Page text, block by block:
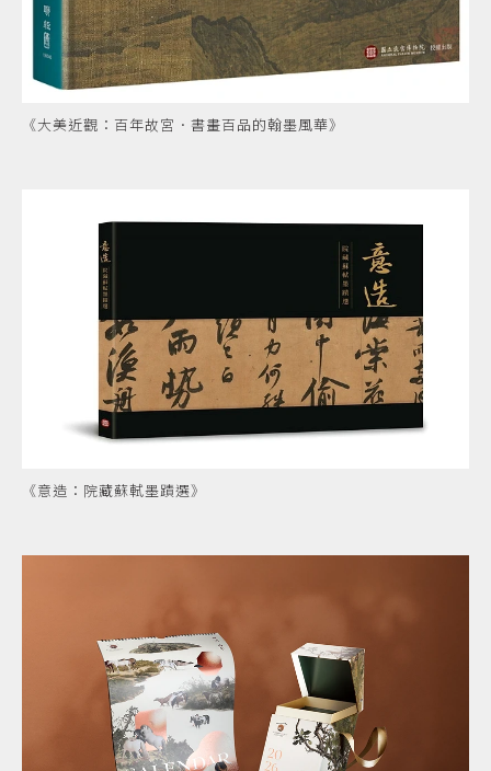
《大美近觀：百年故宮．書畫百品的翰墨風華》
《意造：院藏蘇軾墨蹟選》